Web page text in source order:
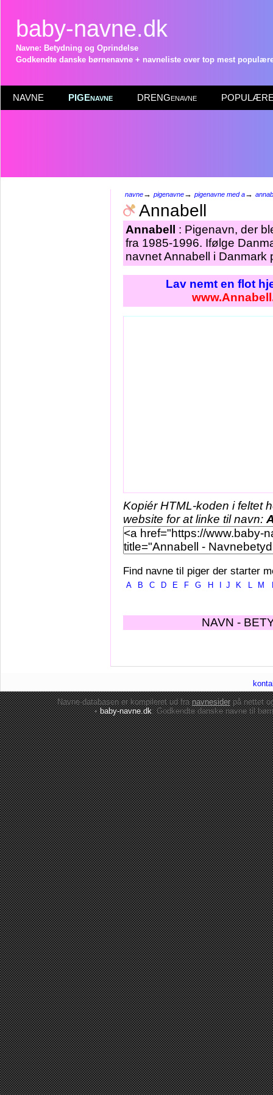
baby-navne.dk
Navne: Betydning og Oprindelse
Godkendte danske børnenavne + navneliste over top mest
NAVNE PIGEnavne DRENGenavne POPULÆRE
navne→ pigenavne→ pigenavne med a→
Annabell
Annabell
: Pigenavn, der
fra 1985-1996. Ifølge
navnet Annabell i Danmark
Lav nemt en flot
Kopiér HTML-koden i feltet
website for at linke til navn:
Find navne til piger der starter
A B C D E F G H J K L M
NAVN -
Navne-databasen er kompileret ud franavnesiderpå nettet
•baby-navne.dk: Godkendte danskenavne til børn